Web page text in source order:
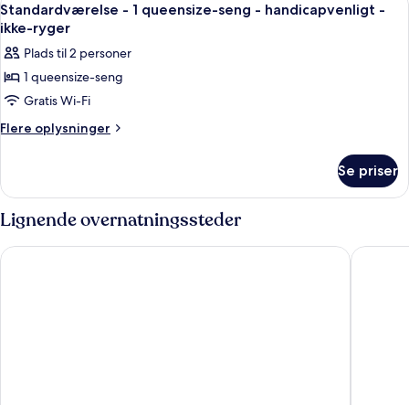
ikke-
ryger
queensize-
senge
ikke-
ryger
alle
billeder
af
Standardværelse
-
1
-
handicapvenligt
-
ikke-
7
Standardværelse - 1 queensize-seng - handicapvenligt -
ikke-ryger
Plads til 2 personer
1 queensize-seng
Gratis Wi-Fi
Flere oplysninger
Flere
-
1
queensize-
seng
-
Se priser
Lignende overnatningssteder
Circus Circus Hotel, Casino & Theme Park Motel 6